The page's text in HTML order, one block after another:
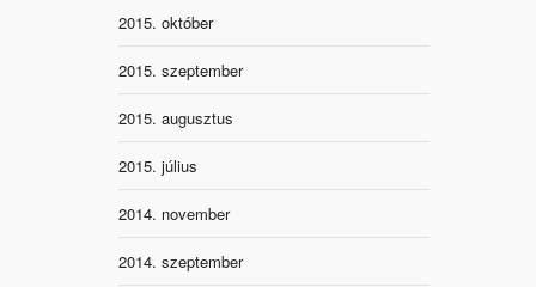
2015. október
2015. szeptember
2015. augusztus
2015. július
2014. november
2014. szeptember